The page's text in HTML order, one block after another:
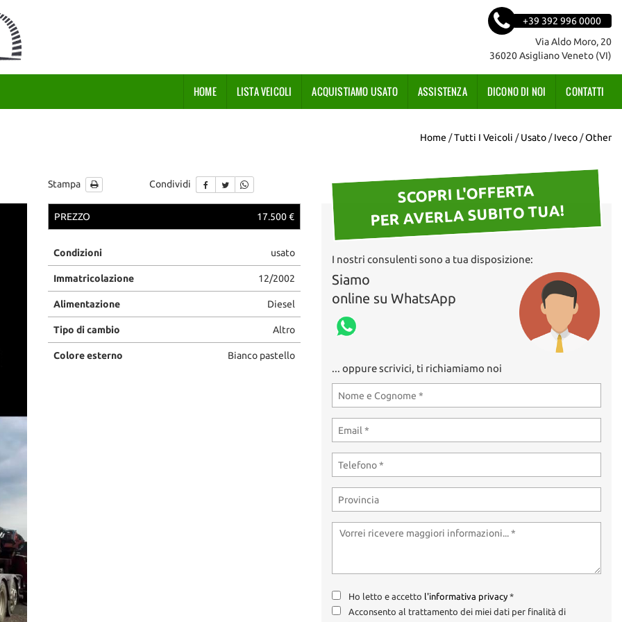
+39 392 996 0000
Via Aldo Moro, 20
36020 Asigliano Veneto (VI)
HOME LISTA VEICOLI ACQUISTIAMO USATO ASSISTENZA DICONO DI NOI CONTATTI
Home /Tutti I Veicoli /Usato /Iveco /Other
Stampa Condividi
PREZZO 17.500 €
Condizioni usato
Immatricolazione 12/2002
Alimentazione Diesel
Tipo di cambio Altro
Colore esterno Bianco pastello
SCOPRI L'OFFERTA
PER AVERLA SUBITO TUA!
I nostri consulenti sono a tua disposizione:
Siamo
online su WhatsApp
... oppure scrivici, ti richiamiamo noi
Ho letto e accetto l'informativa privacy*
Acconsento al trattamento dei miei dati per finalità di